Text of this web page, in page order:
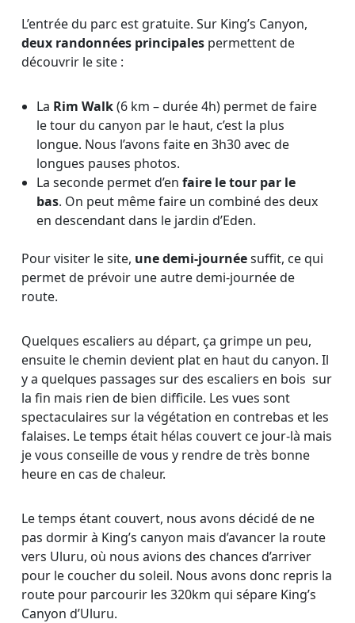
L’entrée du parc est gratuite. Sur King’s Canyon,
deux randonnées principales permettent de
découvrir le site :
La Rim Walk(6 km – durée 4h) permet de faire
le tour du canyon par le haut, c’est la plus
longue. Nous l’avons faite en 3h30 avec de
longues pauses photos.
La seconde permet d’enfaire le tour par le
bas. On peut même faire un combiné des deux
en descendant dans le jardin d’Eden.
Pour visiter le site, une demi-journéesuffit, ce qui
permet de prévoir une autre demi-journée de
route.
Quelques escaliers au départ, ça grimpe un peu,
ensuite le chemin devient plat en haut du canyon. Il
y a quelques passages sur des escaliers en bois sur
la fin mais rien de bien difficile. Les vues sont
spectaculaires sur la végétation en contrebas et les
falaises. Le temps était hélas couvert ce jour-là mais
je vous conseille de vous y rendre de très bonne
heure en cas de chaleur.
Le temps étant couvert, nous avons décidé de ne
pas dormir à King’s canyon mais d’avancer la route
vers Uluru, où nous avions des chances d’arriver
pour le coucher du soleil. Nous avons donc repris la
route pour parcourir les 320km qui sépare King’s
Canyon d’Uluru.